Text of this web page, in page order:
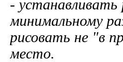
-
минимальному
рисовать не "в
место.